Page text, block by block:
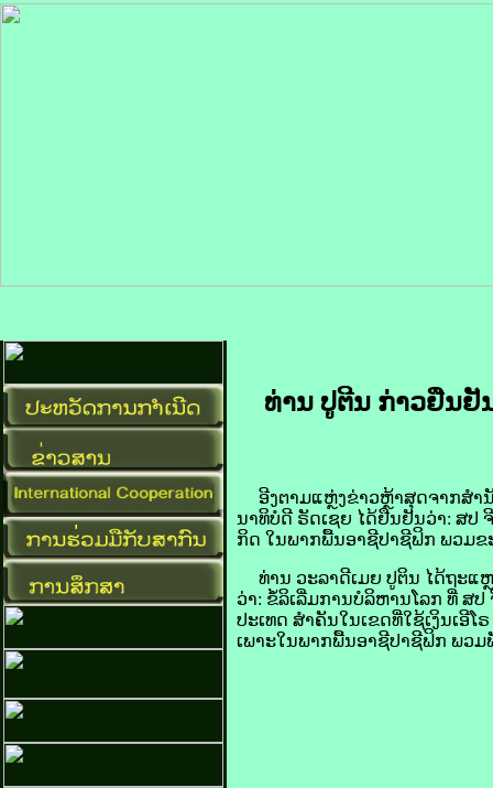
ທ່ານ ປູຕີນ ກ່າວຢືນຢັ
ອີງ​ຕາມ​ແຫຼ່ງ​ຂ່າວ​ຫຼ້າ​ສຸດ​ຈາກ​ສຳນັ
ນາທິບໍດີ ຣັດ​ເຊຍ ໄດ້​ຢືນ​ຢັນ​ວ່າ: ​ສປ
ກິດ ໃນ​ພາກ​ພື້ນ​ອາຊີ​ປາ​ຊີ​ຟິກ ພວມ​ຂ
ທ່ານ ວະ​ລາ​ດີ​ເມຍ ປູ​ຕິນ ໄດ້​ຖະແ
ວ່າ: ຂໍ້​ລິ​ເລີ່ມ​ການ​ບໍລິຫານ​ໂລກ ທີ່ ​ສ
ປະເທດ ​ສຳຄັນ​ໃນ​ເຂດ​ທີ່​ໃຊ້​ເງິນ​ເອີ​
ເພາະ​ໃນ​ພາກ​ພື້ນ​ອາຊີ​ປາ​ຊີ​ຟິກ ພວມ​